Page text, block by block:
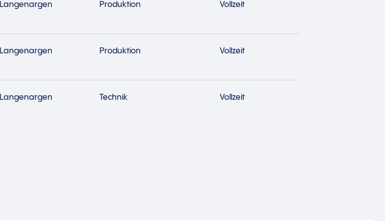
Langenargen Produktion Vollzeit
Langenargen Produktion Vollzeit
Langenargen Technik Vollzeit